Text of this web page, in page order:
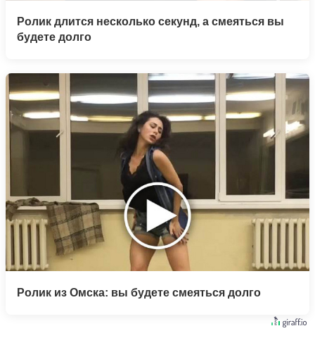
Ролик длится несколько секунд, а смеяться вы
будете долго
Ролик из Омска: вы будете смеяться долго